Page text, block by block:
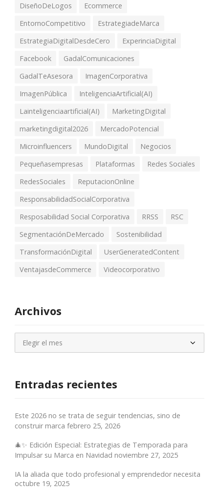
DiseñoDeLogos
Ecommerce
EntornoCompetitivo
EstrategiadeMarca
EstrategiaDigitalDesdeCero
ExperinciaDigital
Facebook
GadalComunicaciones
GadalTeAsesora
ImagenCorporativa
ImagenPública
InteligenciaArtificial(AI)
Lainteligenciaartificial(AI)
MarketingDigital
marketingdigital2026
MercadoPotencial
Microinfluencers
MundoDigital
Negocios
Pequeñasempresas
Plataformas
Redes Sociales
RedesSociales
ReputacionOnline
ResponsabilidadSocialCorporativa
Resposabilidad Social Corporativa
RRSS
RSC
SegmentaciónDeMercado
Sostenibilidad
TransformaciónDigital
UserGeneratedContent
VentajasdeCommerce
Videocorporativo
Archivos
Archivos
Entradas recientes
Este 2026 no se trata de seguir tendencias, sino de
construir marca febrero 25, 2026
🎄✨ Edición Especial: Estrategias de Temporada para
Impulsar su Marca en Navidad noviembre 27, 2025
IA la aliada que todo profesional y emprendedor necesita
octubre 19, 2025